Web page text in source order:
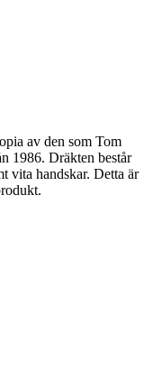
av den som Tom
1986. Dräkten består
vita handskar. Detta är